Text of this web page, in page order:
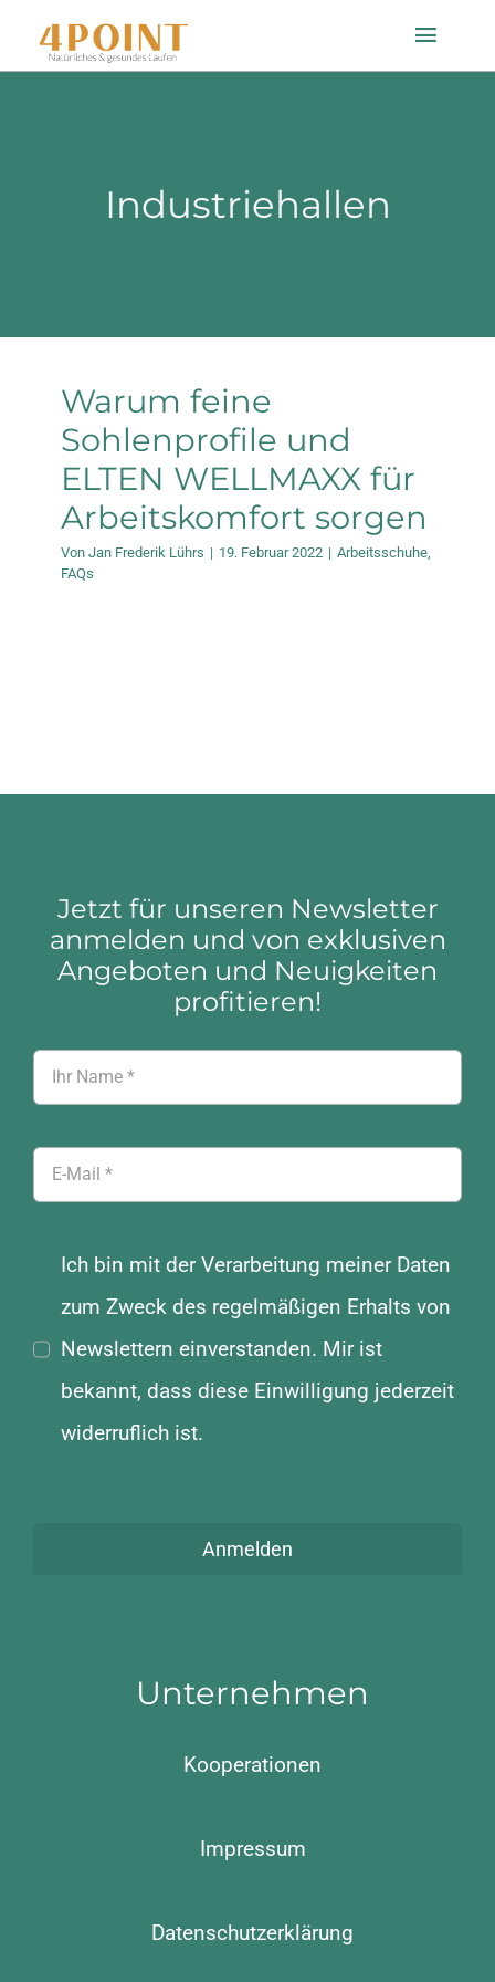
Inhalt
Toggle
Einlagenfinder
Technologie
Mein Konto
Shop
Industriehallen
Warum feine
Sohlenprofile und
ELTEN WELLMAXX für
Arbeitskomfort sorgen
Von Jan Frederik Lührs | 19. Februar 2022 | Arbeitsschuhe
FAQs
Jetzt für unseren Newsletter
anmelden und von exklusiven
Angeboten und Neuigkeiten
profitieren!
Ich bin mit der Verarbeitung meiner Daten
zum Zweck des regelmäßigen Erhalts von
Newslettern einverstanden. Mir ist
bekannt, dass diese Einwilligung jederzeit
widerruflich ist.
Anmelden
Unternehmen
Kooperationen
Impressum
Datenschutzerklärung